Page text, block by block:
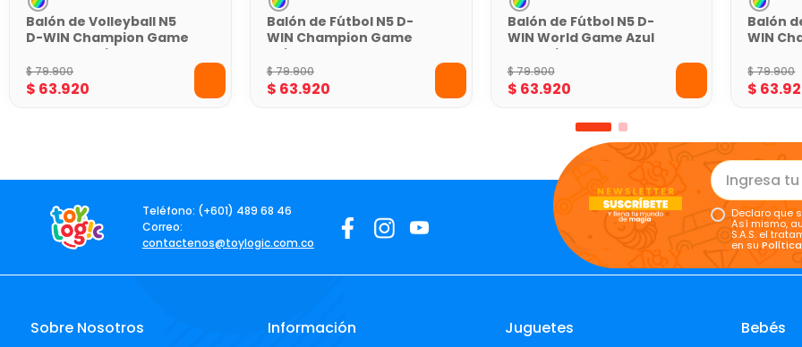
Balón de Volleyball N5
D-WIN Champion Game
Azul con Caja
$79.900
$ 63.920
Balón de Fútbol N5 D-
WIN Champion Game
Rojo con Malla
$79.900
$ 63.920
Balón de Fútbol N5 D-
WIN World Game Azul
con Caja
$79.900
$ 63.920
Balón
WIN
$79.900
$ 63.
Teléfono: (+601) 489 68 46
Correo:
contactenos@toylogic.com.co
Declaro que
Así mismo,
S.A.S. el
en su
Sobre Nosotros Información Juguetes Bebés